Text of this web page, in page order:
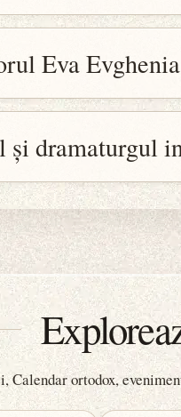
Eva
și dramaturgul
Calendar ortodox,